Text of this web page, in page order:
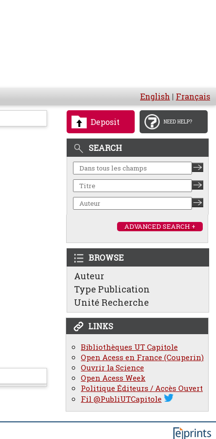
English | Français
Deposit NEED HELP?
SEARCH
ADVANCED SEARCH +
BROWSE
Auteur
Type Publication
Unité Recherche
LINKS
Bibliothèques UT Capitole
Open Acess en France (Couperin)
Ouvrir la Science
Open Acess Week
Politique Éditeurs / Accès Ouvert
Fil @PubliUTCapitole